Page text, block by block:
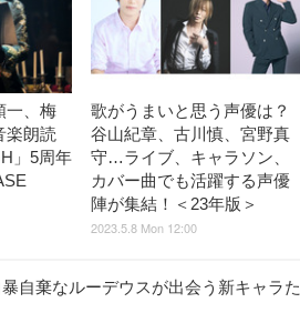
一、梅
楽朗読
」5周年
歌がうまいと思う声優は？
谷山紀章、古川慎、宮野真
守…ライブ、キャラソン、
カバー曲でも活躍する声優
陣が集結！＜23年版＞
2023.5.8 Mon 12:00
自棄なルーデウスが出会う新キャラた